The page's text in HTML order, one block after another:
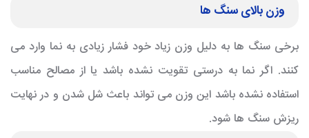
وزن بالای سنگ ها
برخی سنگ ها به دلیل وزن زیاد خود فشار زیادی به نما وارد می
کنند. اگر نما به درستی تقویت نشده باشد یا از مصالح مناسب
استفاده نشده باشد این وزن می تواند باعث شل شدن و در نهایت
ریزش سنگ ها شود.